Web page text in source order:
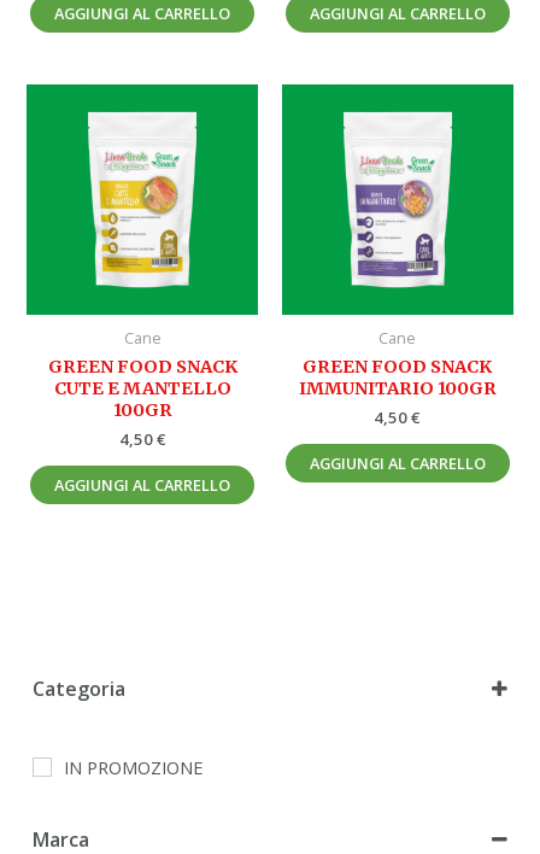
Categoria
Gatto
IN PROMOZIONE
Marca
AGGIUNGI AL CARRELLO AGGIUNGI AL CARRELLO
Cane
GREEN FOOD SNACK
CUTE E MANTELLO
100GR
4,50€
AGGIUNGI AL CARRELLO
Cane
GREEN FOOD SNACK
IMMUNITARIO 100GR
4,50€
AGGIUNGI AL CARRELLO